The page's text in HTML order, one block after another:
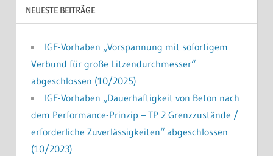
NEUESTE BEITRÄGE
IGF-Vorhaben „Vorspannung mit sofortigem
Verbund für große Litzendurchmesser“
abgeschlossen (10/2025)
IGF-Vorhaben „Dauerhaftigkeit von Beton nach
dem Performance-Prinzip – TP 2 Grenzzustände /
erforderliche Zuverlässigkeiten“ abgeschlossen
(10/2023)